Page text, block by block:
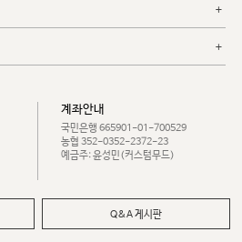
계좌안내
국민은행 665901-01-700529
농협 352-0352-2372-23
예금주: 윤성민(커스텀무드)
Q&A 게시판